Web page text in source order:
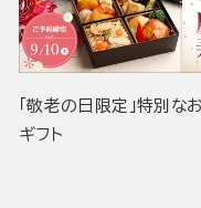
「敬老の日限定」特別な
ギフト